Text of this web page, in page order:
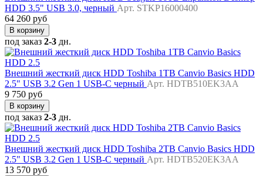
HDD 3.5" USB 3.0, черный Арт. STKP16000400
64 260 руб
В корзину
под заказ 2-3 дн.
Внешний жесткий диск HDD Toshiba 1TB Canvio Basics HDD
2.5" USB 3.2 Gen 1 USB-C черный Арт. HDTB510EK3AA
9 750 руб
В корзину
под заказ 2-3 дн.
Внешний жесткий диск HDD Toshiba 2TB Canvio Basics HDD
2.5" USB 3.2 Gen 1 USB-C черный Арт. HDTB520EK3AA
13 570 руб